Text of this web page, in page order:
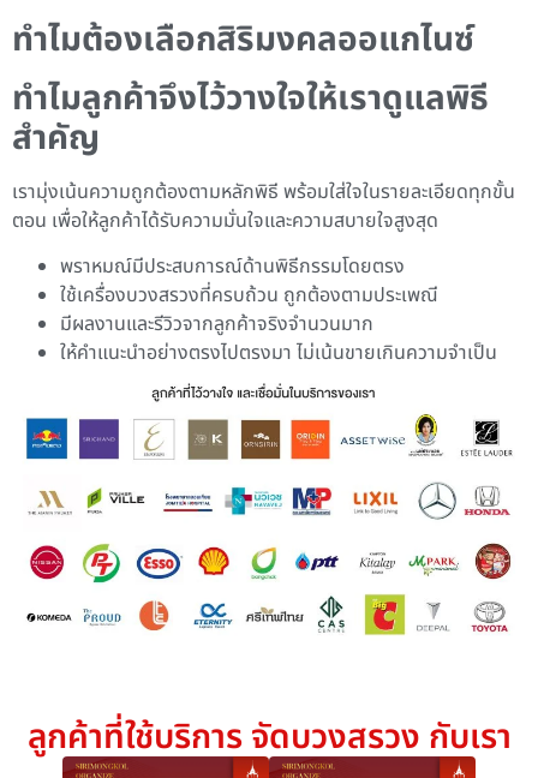
ทำไมต้องเลือกสิริมงคลออแกไนซ์
ทำไมลูกค้าจึงไว้วางใจให้เราดูแลพิธี
สำคัญ
เรามุ่งเน้นความถูกต้องตามหลักพิธี พร้อมใส่ใจในรายละเอียดทุกขั้น
ตอน เพื่อให้ลูกค้าได้รับความมั่นใจและความสบายใจสูงสุด
พราหมณ์มีประสบการณ์ด้านพิธีกรรมโดยตรง
ใช้เครื่องบวงสรวงที่ครบถ้วน ถูกต้องตามประเพณี
มีผลงานและรีวิวจากลูกค้าจริงจำนวนมาก
ให้คำแนะนำอย่างตรงไปตรงมา ไม่เน้นขายเกินความจำเป็น
ลูกค้าที่ใช้บริการ จัดบวงสรวง กับเรา